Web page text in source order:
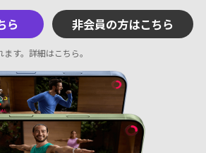
ら 非会員の方はこちら
す。 詳細はこちら。